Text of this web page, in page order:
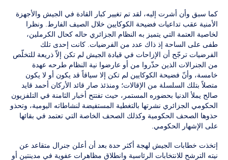
كما سبق وأن أشرت إليه، لقد تم تغيير كبار القادة في الجيش والأجهزة
الأمنية عقب تداعيات فضيحة الكوكايين خلال الصيف الفارط. ونظرا
لخاصية العتمة التي يتميز به النظام الجزائري حاله كحال الكرملين،
طفى على الساحة إذ ذاك عدد من الفرضيات. كانت إحدى تلك
الفرضيات ترجّح أن الإزاحات في قيادة الجيش لم تكن إلاّ ذريعة للتخلّص
من الجنرالات الذين حذّروا من أو عارضوا نية النظام طرحه عهدة
خامسة، وأنّ فضيحة الكوكايين لم تكن إلا سياقاً قد يكون أو لا يكون
متصلاً بتلك السلسلة من الإقالات؛ ومنذئذ صار قائد الأركان أحمد قايد
صالح يملأ الدنيا بحضوره المستمر، حيث تفتتح أخبار الثامنة في التلفزيون
الحكومي الجزائري نشرتها بالتغطية المستفيضة لنشاطاته اليومية، وتحذو
حذوها الصحف الحكومية وكذلك الصحف الخاصة التي تعتمد في بقائها
على الإشهار الحكومي.
إتخذت خطابات الجيش لهجة أكثر حدة بعد أن أعلن جنرال متقاعد عن
نيته الترشح للانتخابات الرئاسية وانطلاق مظاهرات عفوية في مدينتين أو